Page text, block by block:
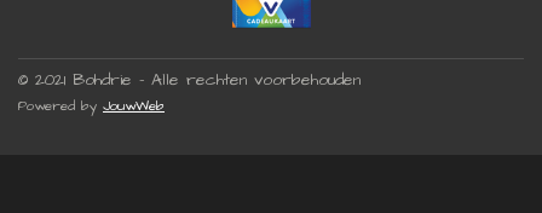
© 2021 Bohdrie - Alle rechten voorbehouden
Powered by JouwWeb